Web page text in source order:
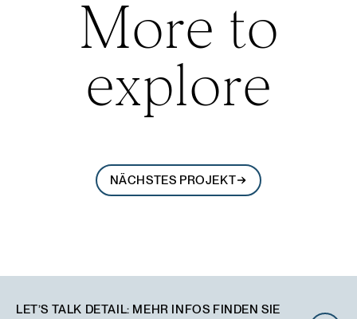
More to
explore
NÄCHSTES PROJEKT
LET’S TALK DETAIL: MEHR INFOS FINDEN SIE